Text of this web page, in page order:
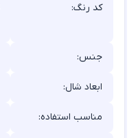
کد رنگ:
جنس:
ابعاد شال:
مناسب استفاده: